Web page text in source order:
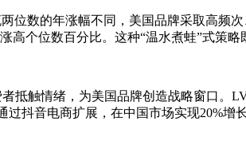
位数的年涨幅不同，美国品牌采取高频
高个位数百分比。这种“温水煮蛙”式策
抵触情绪，为美国品牌创造战略窗口。
过抖音电商扩展，在中国市场实现20%增